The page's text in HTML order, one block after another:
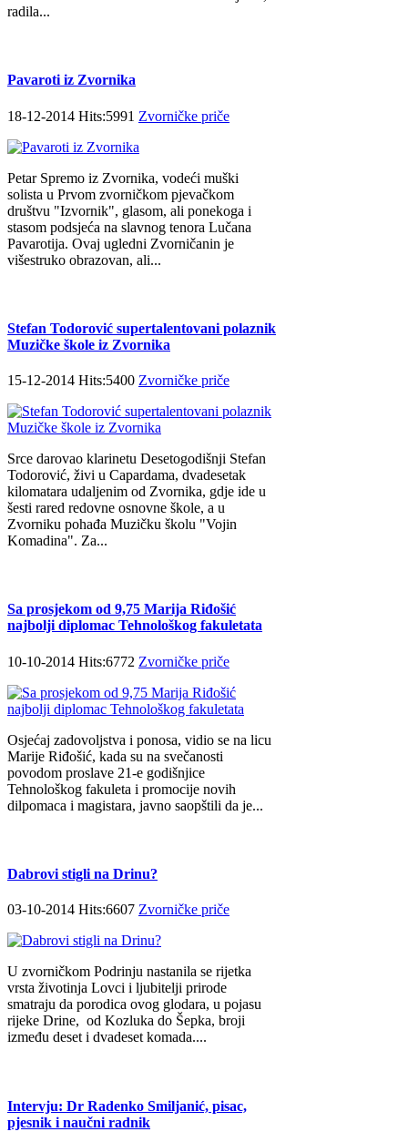
radila...
Pavaroti iz Zvornika
18-12-2014 Hits:5991 Zvorničke priče
Petar Spremo iz Zvornika, vodeći muški
solista u Prvom zvorničkom pjevačkom
društvu "Izvornik", glasom, ali ponekoga i
stasom podsjeća na slavnog tenora Lučana
Pavarotija. Ovaj ugledni Zvorničanin je
višestruko obrazovan, ali...
Stefan Todorović supertalentovani polaznik
Muzičke škole iz Zvornika
15-12-2014 Hits:5400 Zvorničke priče
Srce darovao klarinetu Desetogodišnji Stefan
Todorović, živi u Capardama, dvadesetak
kilomatara udaljenim od Zvornika, gdje ide u
šesti rared redovne osnovne škole, a u
Zvorniku pohađa Muzičku školu "Vojin
Komadina". Za...
Sa prosjekom od 9,75 Marija Riđošić
najbolji diplomac Tehnološkog fakuletata
10-10-2014 Hits:6772 Zvorničke priče
Osjećaj zadovoljstva i ponosa, vidio se na licu
Marije Riđošić, kada su na svečanosti
povodom proslave 21-e godišnjice
Tehnološkog fakuleta i promocije novih
dilpomaca i magistara, javno saopštili da je...
Dabrovi stigli na Drinu?
03-10-2014 Hits:6607 Zvorničke priče
U zvorničkom Podrinju nastanila se rijetka
vrsta životinja Lovci i ljubitelji prirode
smatraju da porodica ovog glodara, u pojasu
rijeke Drine, od Kozluka do Šepka, broji
između deset i dvadeset komada....
Intervju: Dr Radenko Smiljanić, pisac,
pjesnik i naučni radnik